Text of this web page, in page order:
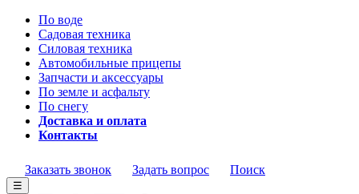
По воде
Садовая техника
Силовая техника
Автомобильные прицепы
Запчасти и аксессуары
По земле и асфальту
По снегу
Доставка и оплата
Контакты
Заказать звонок Задать вопрос Поиск
☰